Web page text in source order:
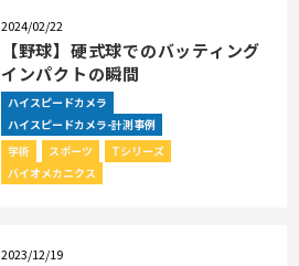
2024/02/22
【野球】硬式球でのバッティング
インパクトの瞬間
ハイスピードカメラ
ハイスピードカメラ-計測事例
学術
スポーツ
Tシリーズ
バイオメカニクス
2023/12/19